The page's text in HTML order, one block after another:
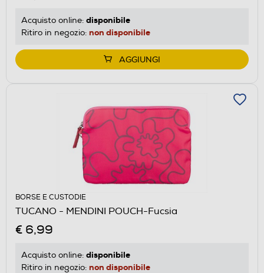
Acquisto online: disponibile
Ritiro in negozio: non disponibile
AGGIUNGI
BORSE E CUSTODIE
TUCANO - MENDINI POUCH-Fucsia
€ 6,99
Acquisto online: disponibile
Ritiro in negozio: non disponibile